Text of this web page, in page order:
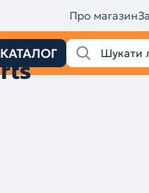
Про магазин
КАТАЛОГ